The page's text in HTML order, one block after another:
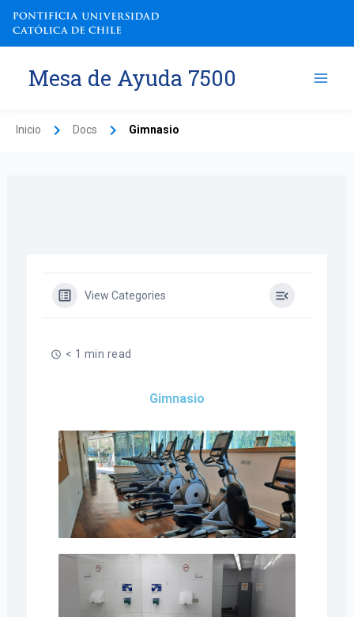
contenido
Mesa de Ayuda 7500
Inicio Docs Gimnasio
View Categories
< 1 min read
Gimnasio